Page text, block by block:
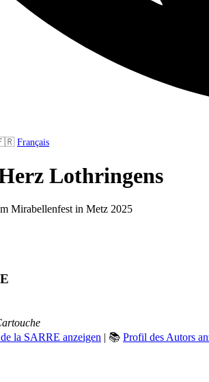
🇫🇷Français
Lothringens
Mirabellenfest in Metz 2025
la SARRE anzeigen | 📚 Profil des Autors